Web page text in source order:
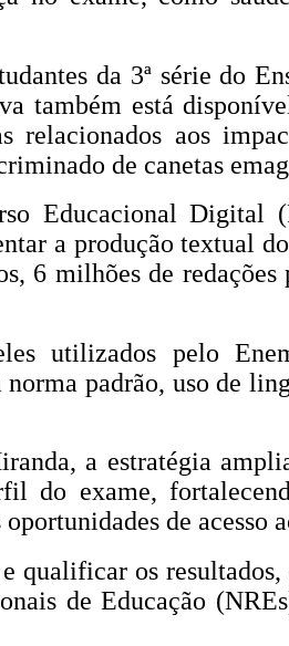
da 3ª série do
também está
aos
de canetas
Educacional Digital
a produção textual
6 milhões de
utilizados pelo
padrão, uso de
a estratégia
do exame,
de acesso
qualificar os
de Educação